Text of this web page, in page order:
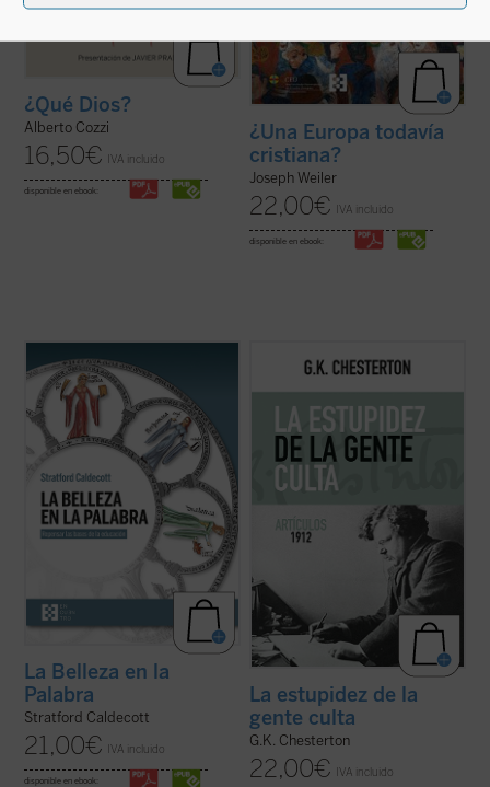
¿Qué Dios?
Alberto Cozzi
16,50€ IVA incluido
disponible en ebook:
¿Una Europa todavía
cristiana?
Joseph Weiler
22,00€ IVA incluido
disponible en ebook:
La Belleza en la Palabra
contribución única para devolver la
realidad al centro del aprendizaje. A los
interrogantes ¿qué es una buena
educación? o ¿para qué sirve?, Stratford
Caldecott ensaya una respuesta arrojando
una nueva ...(ver ficha)
La Belleza en la
Palabra
Stratford Caldecott
21,00€ IVA incluido
disponible en ebook:
Este es el volumen siete de la colección de
artículos publicados en el semanario
es dispersa sino precisa, rebosante en
ingenio y humor hasta la ...
(ver ficha)
La estupidez de la
gente culta
G.K. Chesterton
22,00€ IVA incluido